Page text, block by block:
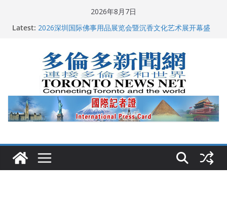
2026年8月7日
Latest:
多伦多市长选举拉开帷幕 多名华人候选人宣布角逐
2026深圳国际佛事用品展览会暨沉香文化艺术展开幕盛
特朗普称加拿大“不友善”并批评其领导层 卡尼：谈判事
关加拿大就业
2026加拿大青少年儿童绘画比赛颁奖典礼多伦多举行
龚晓华参加多伦多骄傲大游行 与市民分享竞选理念